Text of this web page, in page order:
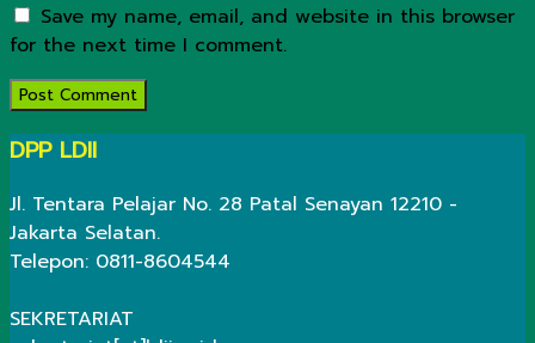
Save my name, email, and website in this browser
for the next time I comment.
DPP LDII
Jl. Tentara Pelajar No. 28 Patal Senayan 12210 -
Jakarta Selatan.
Telepon: 0811-8604544
SEKRETARIAT